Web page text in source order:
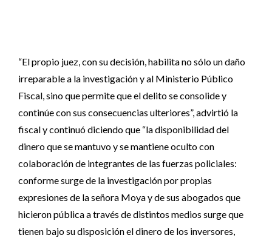
“El propio juez, con su decisión, habilita no sólo un daño
irreparable a la investigación y al Ministerio Público
Fiscal, sino que permite que el delito se consolide y
continúe con sus consecuencias ulteriores”, advirtió la
fiscal y continuó diciendo que “la disponibilidad del
dinero que se mantuvo y se mantiene oculto con
colaboración de integrantes de las fuerzas policiales:
conforme surge de la investigación por propias
expresiones de la señora Moya y de sus abogados que
hicieron pública a través de distintos medios surge que
tienen bajo su disposición el dinero de los inversores,